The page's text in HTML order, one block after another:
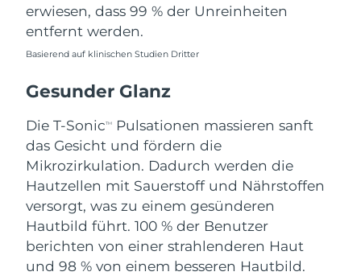
erwiesen, dass 99 % der Unreinheiten
entfernt werden.
Basierend auf klinischen Studien Dritter
Gesunder Glanz
Die T-SonicTM
Pulsationen massieren sanft
das Gesicht und fördern die
Mikrozirkulation. Dadurch werden die
Hautzellen mit Sauerstoff und Nährstoffen
versorgt, was zu einem gesünderen
Hautbild führt. 100 % der Benutzer
berichten von einer strahlenderen Haut
und 98 % von einem besseren Hautbild.
Saudi-Arabien
Slowakei
Slowenien Erwartete Lieferung
Südafrika
Südkorea Erwartete Lieferung
Spanien Erwartete Lieferung8/10/26